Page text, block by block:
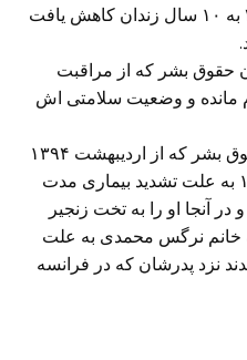
[۵] حکم‌های آنها در نوامبر ۲۰۱۵ به ۱۰ سال زندان کاهش یافت
حقوق بشر که از مراقبت
و وضعیت سلامتی اش
[۷] سخنگوی کانون مدافعان حقوق بشر که از اردیبهشت ۱۳۹۴
در زندان است. وی در مهر ۱۳۹۴ به علت تشدید بیماری مدت
آنجا او را به تخت زنجیر
دو قلوی ۹ ساله خانم نرگس محمدی به علت
نزد پدرشان که در فرانسه